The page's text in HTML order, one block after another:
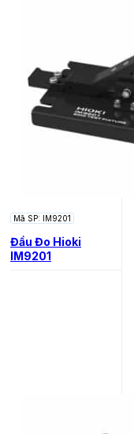
Mã SP: IM9201
Đầu Đo Hioki
IM9201